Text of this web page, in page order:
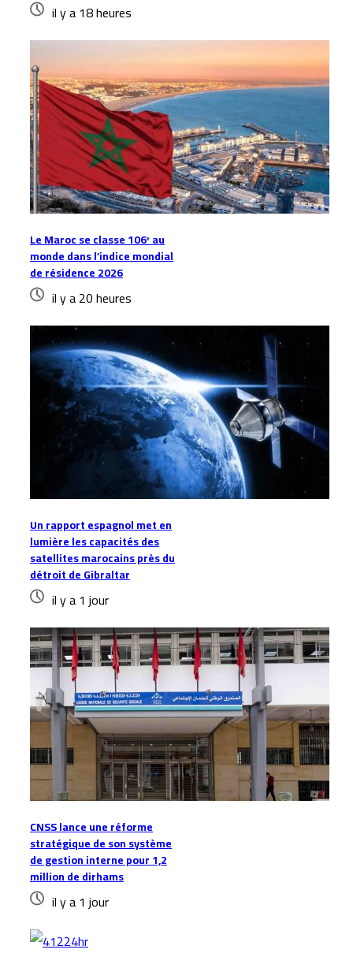
il y a 18 heures
Le Maroc se classe 106ᵉ au
monde dans l’indice mondial
de résidence 2026
il y a 20 heures
Un rapport espagnol met en
lumière les capacités des
satellites marocains près du
détroit de Gibraltar
il y a 1 jour
CNSS lance une réforme
stratégique de son système
de gestion interne pour 1,2
million de dirhams
il y a 1 jour